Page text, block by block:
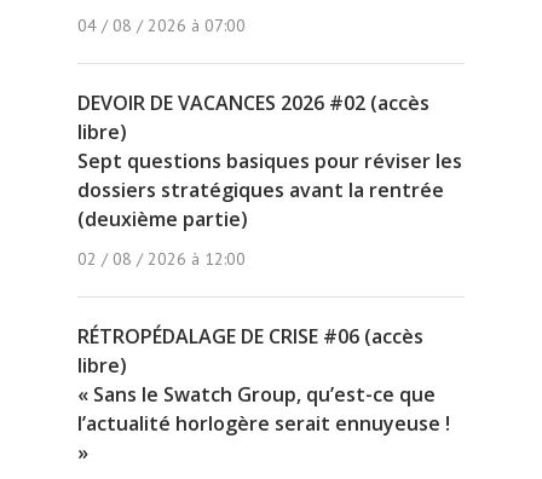
04 / 08 / 2026 à 07:00
DEVOIR DE VACANCES 2026 #02 (accès
libre)
Sept questions basiques pour réviser les
dossiers stratégiques avant la rentrée
(deuxième partie)
02 / 08 / 2026 à 12:00
RÉTROPÉDALAGE DE CRISE #06 (accès
libre)
« Sans le Swatch Group, qu’est-ce que
l’actualité horlogère serait ennuyeuse !
»